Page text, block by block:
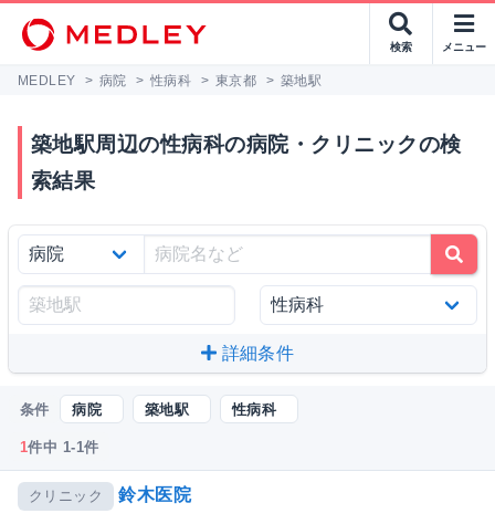
検索 メニュー
MEDLEY > 病院 > 性病科 > 東京都 > 築地駅
築地駅周辺の性病科の病院・クリニックの検
索結果
詳細条件
条件 病院 築地駅 性病科
1件中 1-1件
クリニック 鈴木医院